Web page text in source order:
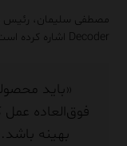
مصطفی سلیمان، رئیس
Decoder اشاره کرده است:
«باید
فوق‌العاده عمل
بهینه